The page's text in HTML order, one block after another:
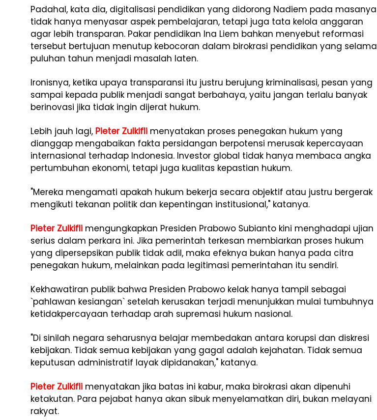
Padahal, kata dia, digitalisasi pendidikan yang didorong Nadiem pada masanya
tidak hanya menyasar aspek pembelajaran, tetapi juga tata kelola anggaran
agar lebih transparan. Pakar pendidikan Ina Liem bahkan menyebut reformasi
tersebut bertujuan menutup kebocoran dalam birokrasi pendidikan yang selama
puluhan tahun menjadi masalah laten.
Ironisnya, ketika upaya transparansi itu justru berujung kriminalisasi, pesan yang
sampai kepada publik menjadi sangat berbahaya, yaitu jangan terlalu banyak
berinovasi jika tidak ingin dijerat hukum.
Lebih jauh lagi, Pieter Zulkifli menyatakan proses penegakan hukum yang
dianggap mengabaikan fakta persidangan berpotensi merusak kepercayaan
internasional terhadap Indonesia. Investor global tidak hanya membaca angka
pertumbuhan ekonomi, tetapi juga kualitas kepastian hukum.
"Mereka mengamati apakah hukum bekerja secara objektif atau justru bergerak
mengikuti tekanan politik dan kepentingan institusional," katanya.
Pieter Zulkifli mengungkapkan Presiden Prabowo Subianto kini menghadapi ujian
serius dalam perkara ini. Jika pemerintah terkesan membiarkan proses hukum
yang dipersepsikan publik tidak adil, maka efeknya bukan hanya pada citra
penegakan hukum, melainkan pada legitimasi pemerintahan itu sendiri.
Kekhawatiran publik bahwa Presiden Prabowo kelak hanya tampil sebagai
`pahlawan kesiangan` setelah kerusakan terjadi menunjukkan mulai tumbuhnya
ketidakpercayaan terhadap arah supremasi hukum nasional.
"Di sinilah negara seharusnya belajar membedakan antara korupsi dan diskresi
kebijakan. Tidak semua kebijakan yang gagal adalah kejahatan. Tidak semua
keputusan administratif layak dipidanakan," katanya.
Pieter Zulkifli menyatakan jika batas ini kabur, maka birokrasi akan dipenuhi
ketakutan. Para pejabat hanya akan sibuk menyelamatkan diri, bukan melayani
rakyat.